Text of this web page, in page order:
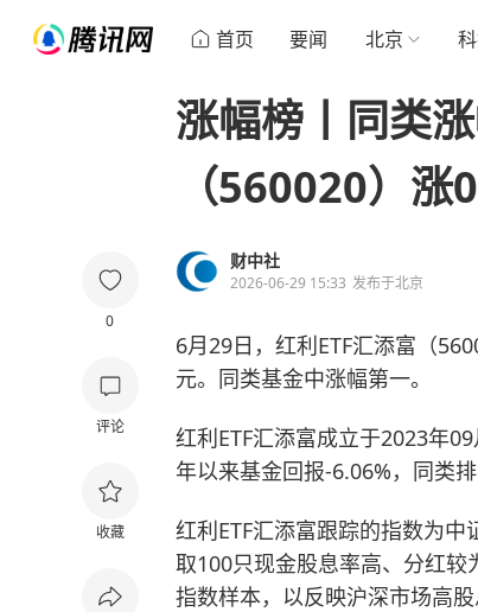
首页 要闻 北京
0
评论
收藏
涨幅榜丨同类
（560020）涨
财中社
2026-06-29 15:33 发布于北京
6月29日，红利ETF汇添富（
元。同类基金中涨幅第一。
红利ETF汇添富成立于2023年
年以来基金回报-6.06%，同类排
红利ETF汇添富跟踪的指数为
取100只现金股息率高、分红
指数样本，以反映沪深市场高